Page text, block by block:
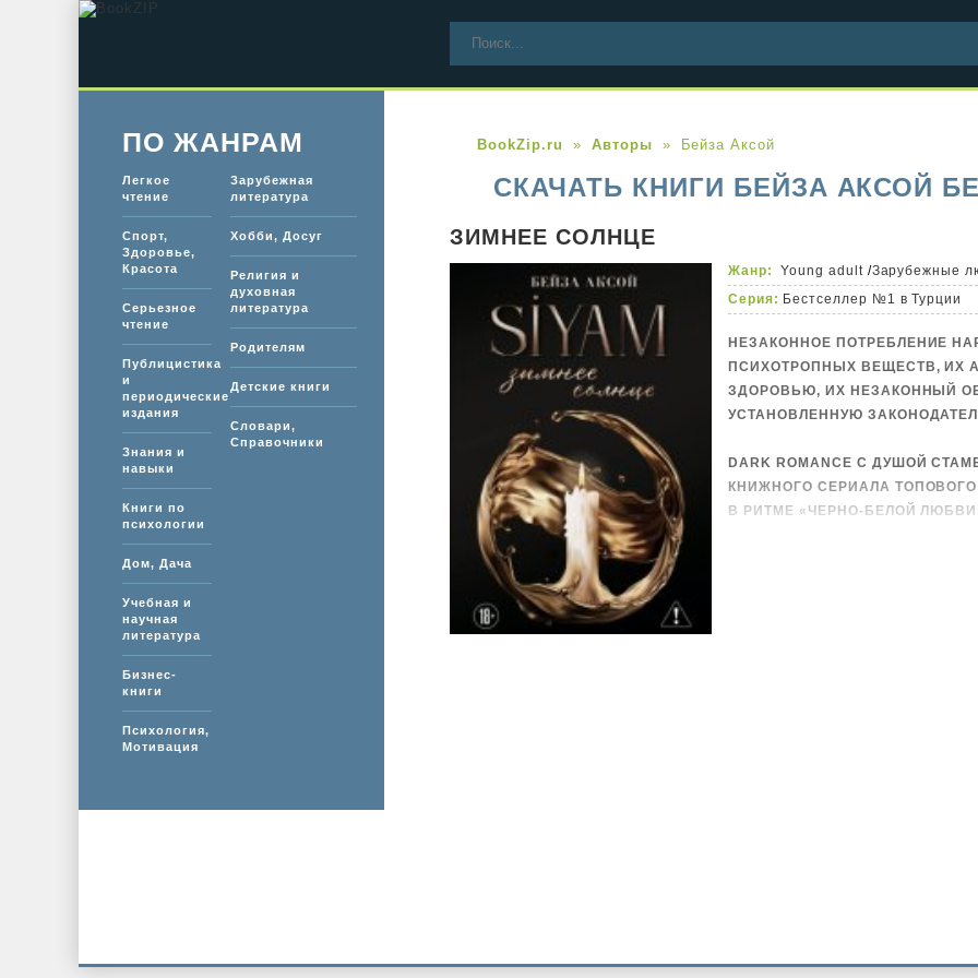
BookZip.ru Авторы Бейза Аксой
СКАЧАТЬ КНИГИ БЕЙЗА АКСОЙ
ЗИМНЕЕ СОЛНЦЕ
Жанр: Young adult/Зарубежные
Серия: Бестселлер №1 в Турции
НЕЗАКОННОЕ ПОТРЕБЛЕНИЕ
ПСИХОТРОПНЫХ ВЕЩЕСТВ, ИХ
ЗДОРОВЬЮ, ИХ НЕЗАКОННЫЙ
УСТАНОВЛЕННУЮ
DARK ROMANCE С ДУШОЙ
КНИЖНОГО СЕРИАЛА
В РИТМЕ «ЧЕРНО-БЕЛОЙ
Для поклонников романов Луны
ПО ЖАНРАМ
Легкое
чтение
Спорт,
Здоровье,
Красота
Серьезное
чтение
Публицистика
и
периодические
издания
Знания и
навыки
Книги по
психологии
Дом, Дача
Учебная и
научная
литература
Бизнес-
книги
Психология,
Мотивация
Зарубежная
литература
Хобби, Досуг
Религия и
духовная
литература
Родителям
Детские книги
Словари,
Справочники